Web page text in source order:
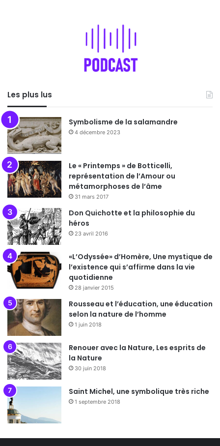
Les plus lus
Symbolisme de la salamandre
4 décembre 2023
Le « Printemps » de Botticelli,
représentation de l’Amour ou
métamorphoses de l’âme
31 mars 2017
Don Quichotte et la philosophie du
héros
23 avril 2016
«L’Odyssée» d’Homère, Une mystique de
l’existence qui s’affirme dans la vie
quotidienne
28 janvier 2015
Rousseau et l’éducation, une éducation
selon la nature de l’homme
1 juin 2018
Renouer avec la Nature, Les esprits de
la Nature
30 juin 2018
Saint Michel, une symbolique très riche
1 septembre 2018